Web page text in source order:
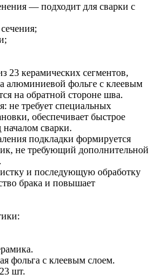
— подходит для сварки с
23 керамических сегментов,
алюминиевой фольге с клеевым
на обратной стороне шва.
не требует специальных
обеспечивает быстрое
сварки.
подкладки формируется
не требующий дополнительной
и последующую обработку
брака и повышает
фольга с клеевым слоем.
шт.